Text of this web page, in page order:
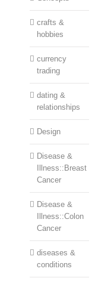
crafts &
hobbies
currency
trading
dating &
relationships
Design
Disease &
Illness::Breast
Cancer
Disease &
Illness::Colon
Cancer
diseases &
conditions